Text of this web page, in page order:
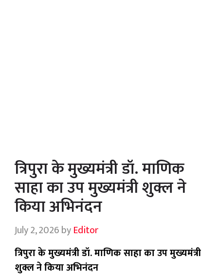
त्रिपुरा के मुख्यमंत्री डॉ. माणिक
साहा का उप मुख्यमंत्री शुक्ल ने
किया अभिनंदन
July 2, 2026byEditor
त्रिपुरा के मुख्यमंत्री डॉ. माणिक साहा का उप मुख्यमंत्री
शुक्ल ने किया अभिनंदन